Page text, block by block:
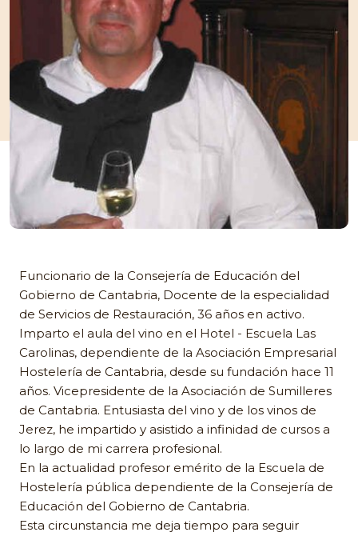
Funcionario de la Consejería de Educación del
Gobierno de Cantabria, Docente de la especialidad
de Servicios de Restauración, 36 años en activo.
Imparto el aula del vino en el Hotel - Escuela Las
Carolinas, dependiente de la Asociación Empresarial
Hostelería de Cantabria, desde su fundación hace 11
años. Vicepresidente de la Asociación de Sumilleres
de Cantabria. Entusiasta del vino y de los vinos de
Jerez, he impartido y asistido a infinidad de cursos a
lo largo de mi carrera profesional.
En la actualidad profesor emérito de la Escuela de
Hostelería pública dependiente de la Consejería de
Educación del Gobierno de Cantabria.
Esta circunstancia me deja tiempo para seguir